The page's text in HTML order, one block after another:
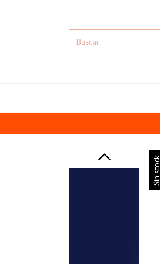
Sin stock